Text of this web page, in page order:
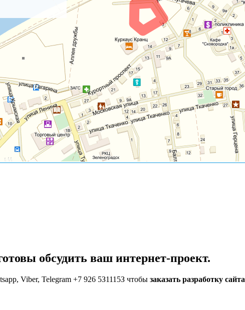
обсудить ваш интернет-проект.
Viber, Telegram +7 926 5З1115З чтобы заказать разработку сайта